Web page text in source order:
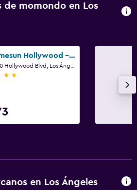
de momondo en Los
Samesun Hollywood - Hostel
2 estrellas
en Los Ángeles